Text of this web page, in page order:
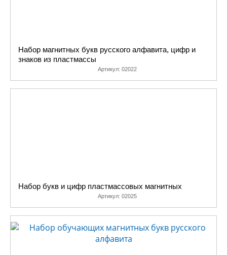
Набор магнитных букв русского алфавита, цифр и
знаков из пластмассы
Артикул: 02022
Набор букв и цифр пластмассовых магнитных
Артикул: 02025